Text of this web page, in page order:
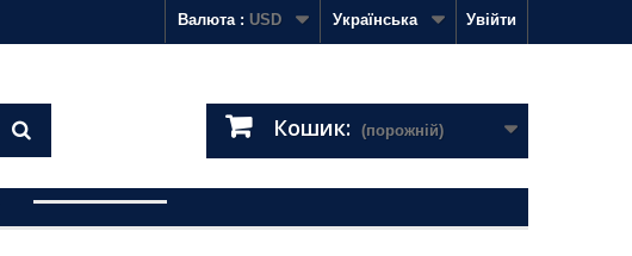
Увійти
Українська
Валюта : USD
Кошик: (порожній)